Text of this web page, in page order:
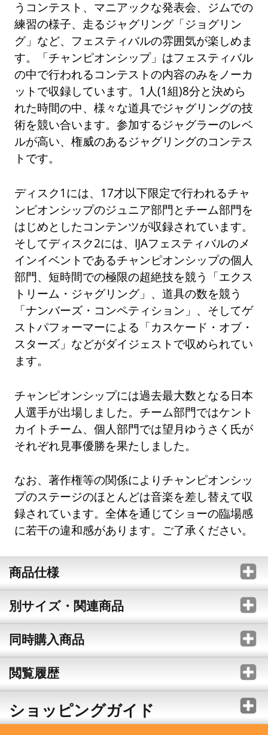
うコンテスト、マニアックな発表会、ジムでの
練習の様子、走るジャグリング「ジョグリン
グ」など、フェスティバルの雰囲気が楽しめま
す。「チャンピオンシップ」はフェスティバル
の中で行われるコンテストの内容のみをノーカ
ットで収録しています。1人(1組)8分と決めら
れた時間の中、様々な道具でジャグリングの技
術を競い合います。参加するジャグラーのレベ
ルが高い、権威のあるジャグリングのコンテス
トです。
ディスク1には、17才以下限定で行われるチャ
ンピオンシップのジュニア部門とチーム部門を
はじめとしたコンテンツが収録されています。
そしてディスク2には、IJAフェスティバルのメ
インイベントであるチャンピオンシップの個人
部門、短時間での極限の超絶技を競う「エクス
トリーム・ジャグリング」、道具の数を競う
「ナンバーズ・コンペティション」、そしてゲ
ストパフォーマーによる「カスケード・オブ・
スターズ」などがダイジェストで収められてい
ます。
チャンピオンシップには過去最大数となる日本
人選手が出場しました。チーム部門ではケント
カイトチーム、個人部門では望月ゆうさく氏が
それぞれ見事優勝を果たしました。
なお、著作権等の関係によりチャンピオンシッ
プのステージのほとんどは音楽を差し替えて収
録されています。全体を通じてショーの臨場感
に若干の違和感があります。ご了承ください。
商品仕様
別サイズ・関連商品
同時購入商品
閲覧履歴
ショッピングガイド